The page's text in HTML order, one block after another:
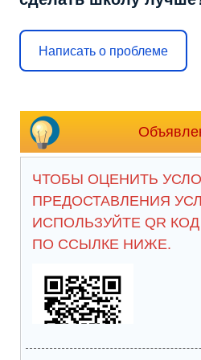
Написать о проблеме
ЧТОБЫ ОЦЕНИТЬ
ПРЕДОСТАВЛЕНИЯ
ИСПОЛЬЗУЙТЕ QR
ПО ССЫЛКЕ НИЖЕ.